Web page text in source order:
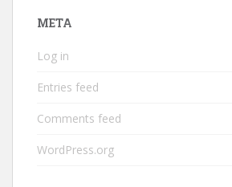
META
Log in
Entries feed
Comments feed
WordPress.org